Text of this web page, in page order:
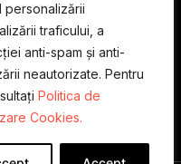
personalizării
traficului, a
anti-spam și anti-
neautorizate. Pentru
Politica de
Cookies.